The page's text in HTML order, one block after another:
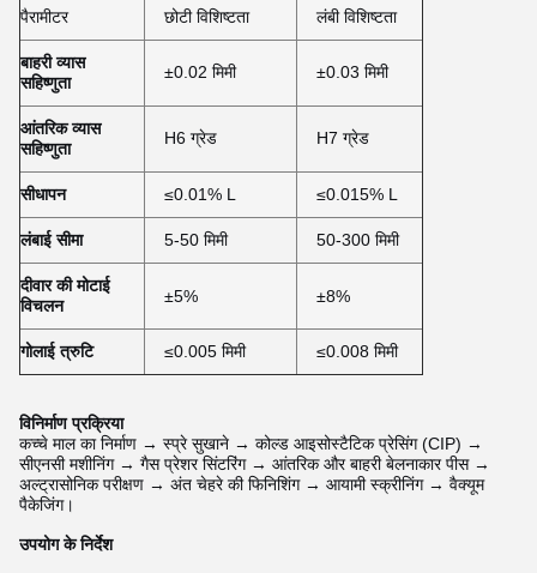
पैरामीटर छोटी विशिष्टता लंबी विशिष्टता
बाहरी व्यास
सहिष्णुता
±0.02 मिमी ±0.03 मिमी
आंतरिक व्यास
सहिष्णुता
H6 ग्रेड H7 ग्रेड
सीधापन ≤0.01% L ≤0.015% L
लंबाई सीमा 5-50 मिमी 50-300 मिमी
दीवार की मोटाई
विचलन
±5% ±8%
गोलाई त्रुटि ≤0.005 मिमी ≤0.008 मिमी
विनिर्माण प्रक्रिया
कच्चे माल का निर्माण → स्प्रे सुखाने → कोल्ड आइसोस्टैटिक प्रेसिंग (CIP) →
सीएनसी मशीनिंग → गैस प्रेशर सिंटरिंग → आंतरिक और बाहरी बेलनाकार पीस →
अल्ट्रासोनिक परीक्षण → अंत चेहरे की फिनिशिंग → आयामी स्क्रीनिंग → वैक्यूम
पैकेजिंग।
उपयोग के निर्देश